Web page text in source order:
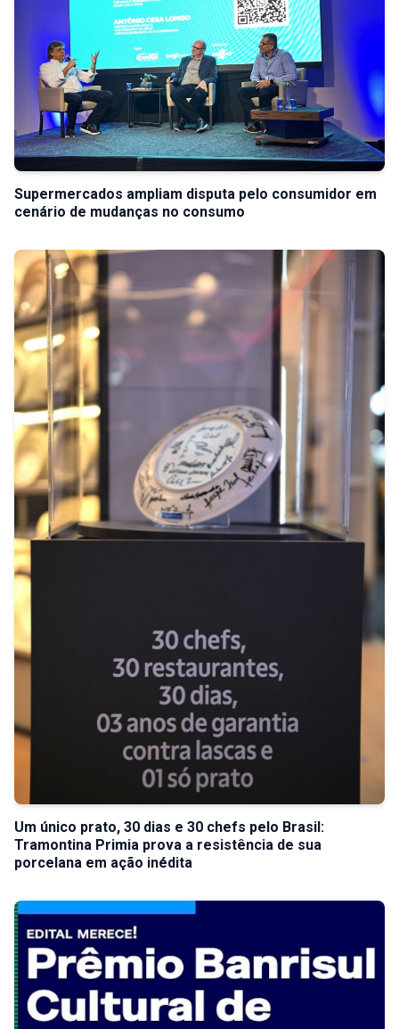
Supermercados ampliam disputa pelo consumidor em
cenário de mudanças no consumo
Um único prato, 30 dias e 30 chefs pelo Brasil:
Tramontina Primia prova a resistência de sua
porcelana em ação inédita